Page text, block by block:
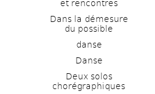
et rencontres
Dans la démesure
du possible
danse
Danse
Deux solos
chorégraphiques